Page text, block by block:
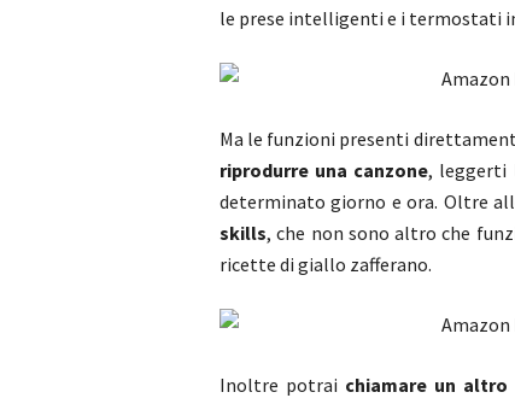
le prese intelligenti e i termostati
Ma le funzioni presenti
riprodurre una canzone, leggerti
determinato giorno e ora. Oltre
skills, che non sono altro che
ricette di giallo zafferano.
Inoltre potrai chiamare un altro